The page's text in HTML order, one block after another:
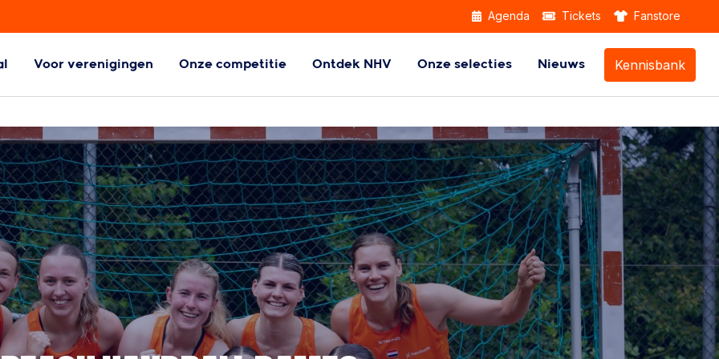
Agenda Tickets Fanstore
Voor verenigingen Onze competitie
Handbalvormen
Aangepaste
handbalvormen
Themabijeenkomsten
Beach Handball
Ontdek NHV Onze selecties Nieuws Kennisbank